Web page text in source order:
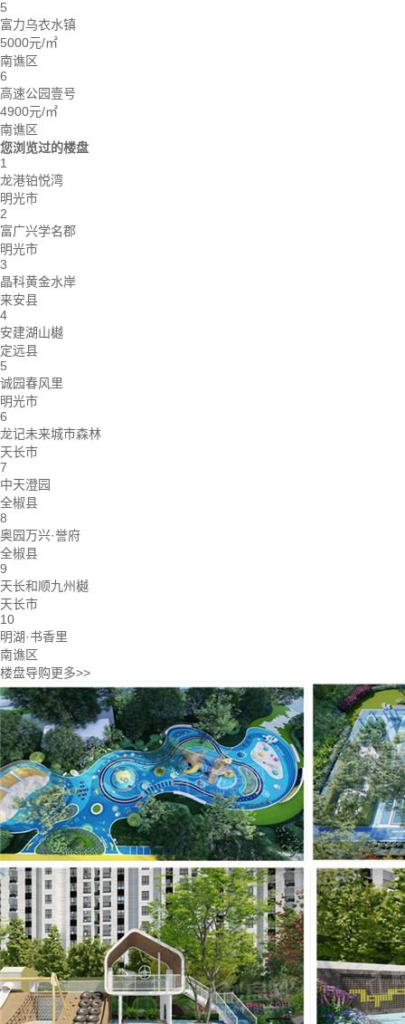
5
富力乌衣水镇
5000元/㎡
南谯区
6
高速公园壹号
4900元/㎡
南谯区
您浏览过的楼盘
1
龙港铂悦湾
明光市
2
富广兴学名郡
明光市
3
晶科黄金水岸
来安县
4
安建湖山樾
定远县
5
诚园春风里
明光市
6
龙记未来城市森林
天长市
7
中天澄园
全椒县
8
奥园万兴·誉府
全椒县
9
天长和顺九州樾
天长市
10
明湖·书香里
南谯区
楼盘导购更多>>